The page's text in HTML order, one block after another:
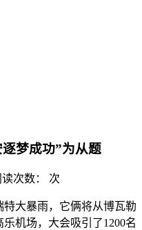
梦成功”为从题
次数： 次
大暴雨，它俩将从博瓦勒
机场，大会吸引了1200名